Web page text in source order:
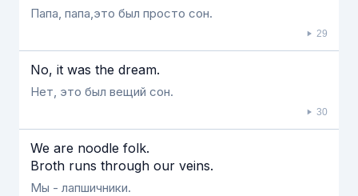
Папа, папа,это был просто сон.
29
No, it was the dream.
Нет, это был вещий сон.
30
We are noodle folk.
Broth runs through our veins.
Мы - лапшичники.